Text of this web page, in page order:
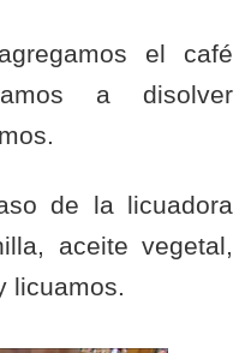
el café
a disolver
de la licuadora
aceite vegetal,
licuamos.